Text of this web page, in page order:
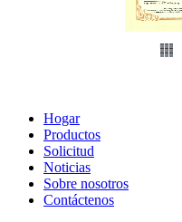
Hogar
Productos
Solicitud
Noticias
Sobre nosotros
Contáctenos